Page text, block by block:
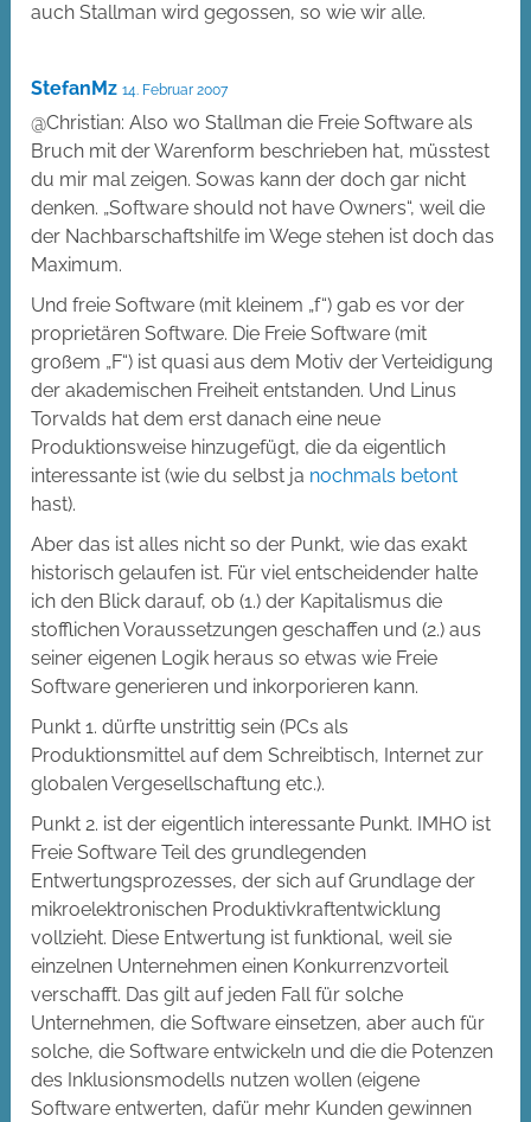
auch Stallman wird gegossen, so wie wir alle.
StefanMz 14. Februar 2007
@Christian: Also wo Stallman die Freie Software als
Bruch mit der Warenform beschrieben hat, müsstest
du mir mal zeigen. Sowas kann der doch gar nicht
denken. „Software should not have Owners“, weil die
der Nachbarschaftshilfe im Wege stehen ist doch das
Maximum.
Und freie Software (mit kleinem „f“) gab es vor der
proprietären Software. Die Freie Software (mit
großem „F“) ist quasi aus dem Motiv der Verteidigung
der akademischen Freiheit entstanden. Und Linus
Torvalds hat dem erst danach eine neue
Produktionsweise hinzugefügt, die da eigentlich
interessante ist (wie du selbst ja nochmals betont
hast).
Aber das ist alles nicht so der Punkt, wie das exakt
historisch gelaufen ist. Für viel entscheidender halte
ich den Blick darauf, ob (1.) der Kapitalismus die
stofflichen Voraussetzungen geschaffen und (2.) aus
seiner eigenen Logik heraus so etwas wie Freie
Software generieren und inkorporieren kann.
Punkt 1. dürfte unstrittig sein (PCs als
Produktionsmittel auf dem Schreibtisch, Internet zur
globalen Vergesellschaftung etc.).
Punkt 2. ist der eigentlich interessante Punkt. IMHO ist
Freie Software Teil des grundlegenden
Entwertungsprozesses, der sich auf Grundlage der
mikroelektronischen Produktivkraftentwicklung
vollzieht. Diese Entwertung ist funktional, weil sie
einzelnen Unternehmen einen Konkurrenzvorteil
verschafft. Das gilt auf jeden Fall für solche
Unternehmen, die Software einsetzen, aber auch für
solche, die Software entwickeln und die die Potenzen
des Inklusionsmodells nutzen wollen (eigene
Software entwerten, dafür mehr Kunden gewinnen